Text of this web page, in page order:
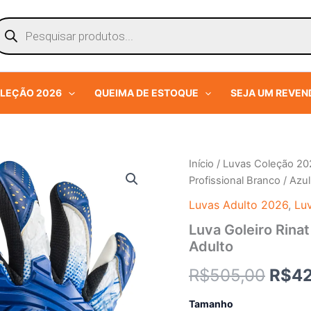
2026 QUEIMA DE ESTOQUE SEJA UM
Início / Luvas Coleção
Profissional Branco /
Luvas Adulto 2026,
Luva Goleiro
Adulto
R$505,00
O
R$
Tamanho
Luva
Goleiro
Fiera
Profissional
Branco
Azul
Adulto
quantidade